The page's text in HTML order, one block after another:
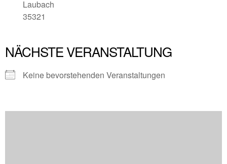
Laubach
35321
NÄCHSTE VERANSTALTUNG
Keine bevorstehenden Veranstaltungen